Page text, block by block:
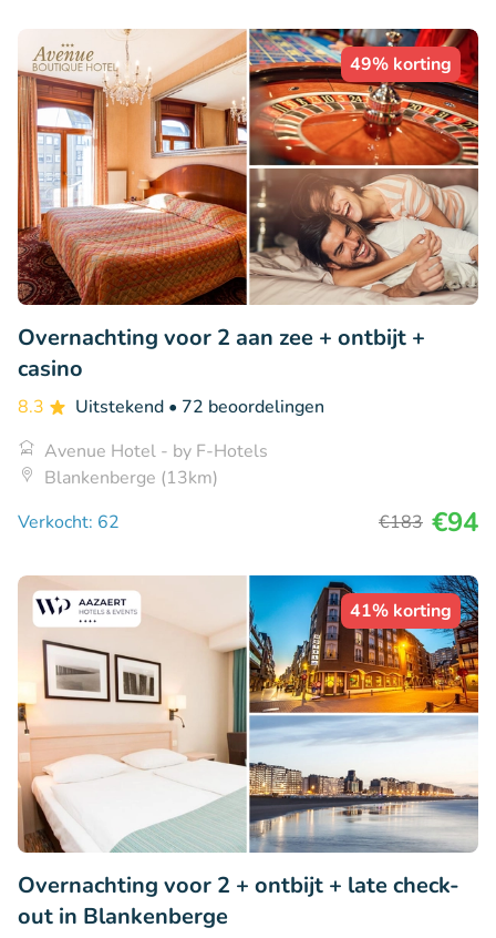
49% korting
Overnachting voor 2 aan zee + ontbijt +
casino
8.3 Uitstekend • 72 beoordelingen
Avenue Hotel - by F-Hotels
Blankenberge (13km)
Verkocht: 62
€183 €94
41% korting
Overnachting voor 2 + ontbijt + late check-
out in Blankenberge